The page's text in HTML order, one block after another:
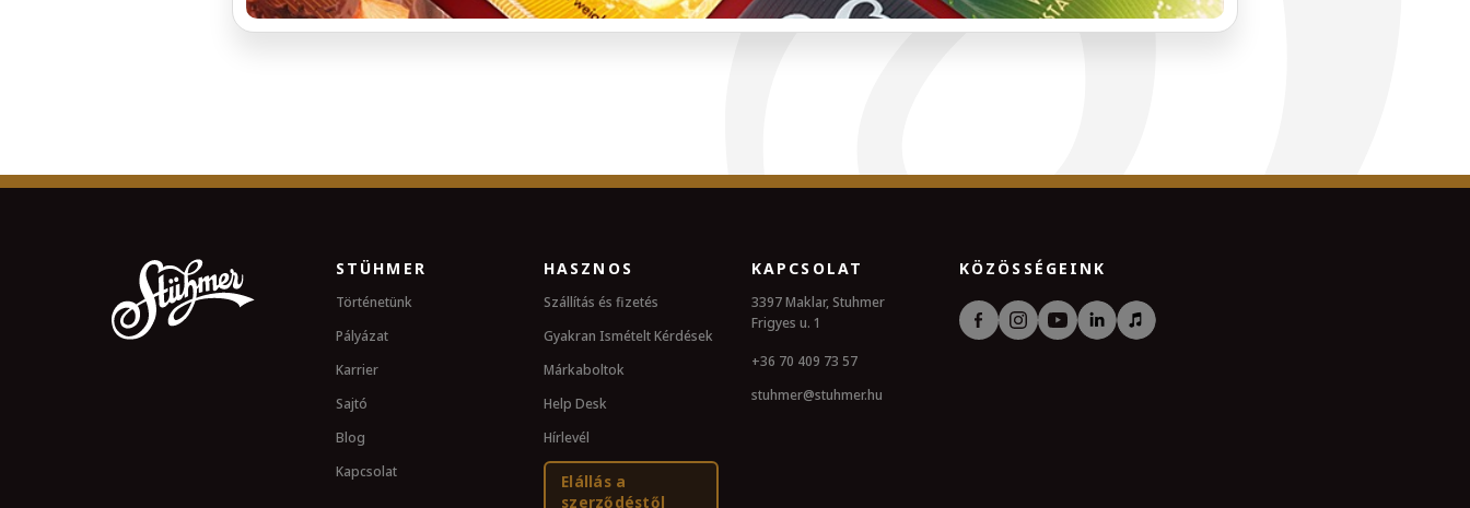
STÜHMER
Történetünk
Pályázat
Karrier
Sajtó
Blog
Kapcsolat
HASZNOS
Szállítás és fizetés
Gyakran Ismételt Kérdések
Márkaboltok
Help Desk
Hírlevél
Elállás a
szerződéstől
KAPCSOLAT
3397 Maklar, Stuhmer
Frigyes u. 1
+36 70 409 73 57
stuhmer@stuhmer.hu
KÖZÖSSÉGEINK